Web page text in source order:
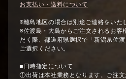
お支払い・送料について
※離島地区の場合は別途ご連絡をいた
※佐渡島・大島からご注文されるお客
だく際、都道府県選択で「新潟県佐
ご選択ください。
■日時指定について
①出荷は本社業務となります。ご注